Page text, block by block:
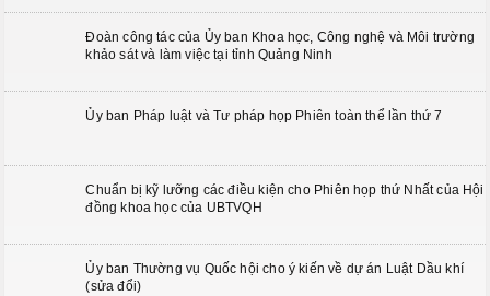
Đoàn công tác của Ủy ban Khoa học, Công nghệ và Môi trường
khảo sát và làm việc tại tỉnh Quảng Ninh
Ủy ban Pháp luật và Tư pháp họp Phiên toàn thể lần thứ 7
Chuẩn bị kỹ lưỡng các điều kiện cho Phiên họp thứ Nhất của Hội
đồng khoa học của UBTVQH
Ủy ban Thường vụ Quốc hội cho ý kiến về dự án Luật Dầu khí
(sửa đổi)